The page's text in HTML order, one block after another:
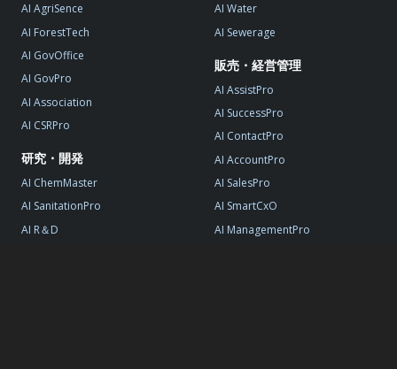
AI AgriSence
AI ForestTech
AI GovOffice
AI GovPro
AI Association
AI CSRPro
研究・開発
AI ChemMaster
AI SanitationPro
AI R＆D
AI Water
AI Sewerage
販売・経営管理
AI AssistPro
AI SuccessPro
AI ContactPro
AI AccountPro
AI SalesPro
AI SmartCxO
AI ManagementPro